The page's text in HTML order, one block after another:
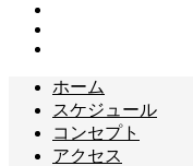
ホーム
スケジュール
コンセプト
アクセス